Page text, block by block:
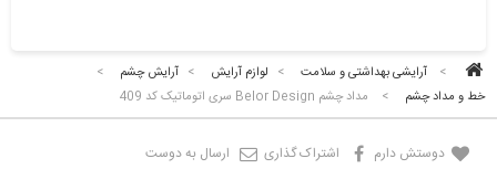
> آرایشی بهداشتی و سلامت > لوازم آرایش > آرایش چشم
>
خط و مداد چشم
> مداد چشم Belor Design سری اتوماتیک کد 409
دوستش دارم اشتراک گذاری ارسال به دوست